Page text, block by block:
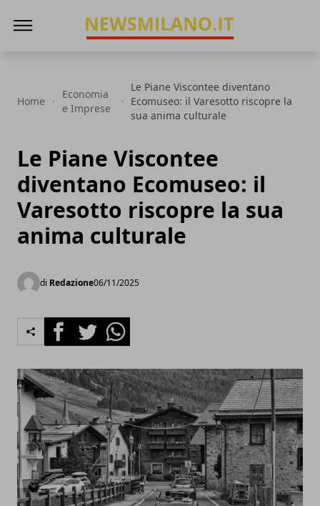
Home
Economia
e Imprese
Le Piane Viscontee diventano
Ecomuseo: il Varesotto riscopre la
sua anima culturale
Le Piane Viscontee
diventano Ecomuseo: il
Varesotto riscopre la sua
anima culturale
di Redazione06/11/2025
FacebookTwitterWhatsapp